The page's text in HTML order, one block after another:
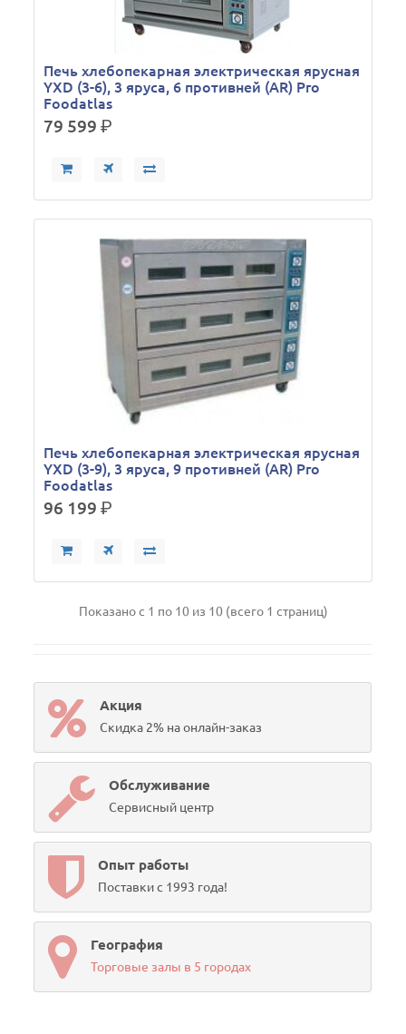
Печь хлебопекарная электрическая ярусная
YXD (3-6), 3 яруса, 6 противней (AR) Pro
Foodatlas
79 599р.
Печь хлебопекарная электрическая ярусная
YXD (3-9), 3 яруса, 9 противней (AR) Pro
Foodatlas
96 199р.
Показано с 1 по 10 из 10 (всего 1 страниц)
Акция
Скидка 2% на онлайн-заказ
Обслуживание
Сервисный центр
Опыт работы
Поставки с 1993 года!
География
Торговые залы в 5 городах